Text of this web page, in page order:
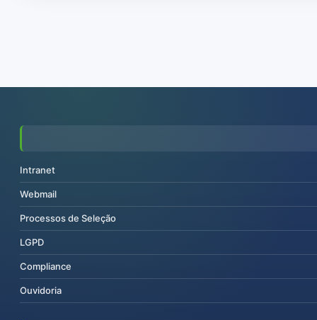
Intranet
Webmail
Processos de Seleção
LGPD
Compliance
Ouvidoria